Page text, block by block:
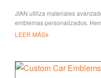
JIAN utiliza materiales
emblemas personalizados.
personalizados para muchos
LEER MÁS